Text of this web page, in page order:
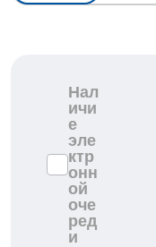
Нал
ичи
е
эле
ктр
онн
ой
оче
ред
и